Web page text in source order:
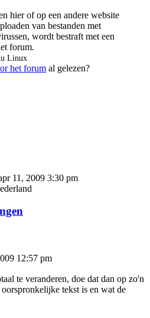
hier of op een andere website
van bestanden met
wordt bestraft met een
forum.
Linux
het forum al gelezen?
11, 2009 3:30 pm
12:57 pm
te veranderen, doe dat dan op zo'n
tekst is en wat de